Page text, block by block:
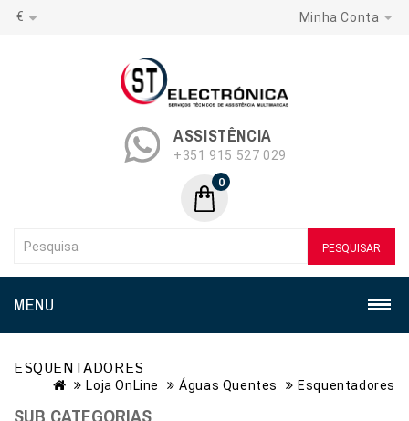
€ Minha Conta
ASSISTÊNCIA
+351 915 527 029
0
PESQUISAR
MENU
ESQUENTADORES
Loja OnLine Águas Quentes Esquentadores
SUB CATEGORIAS